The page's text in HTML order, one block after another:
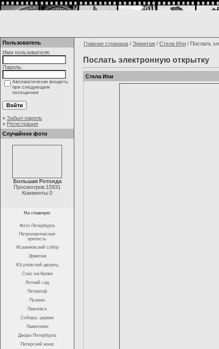
Пользователь
Имя пользователя:
Пароль:
Автоматически входить
при следующем
посещении
» Забыл пароль
» Регистрация
Случайное фото
Большая Ротонда
Просмотров:15931
Комменты:0
На главную
Фото Петербурга
Петропавловская
крепость
Исаакиевский собор
Эрмитаж
Юсуповский дворец
Спас-на-Крови
Летний сад
Петергоф
Пушкин
Павловск
Соборы, церкви
Памятники
Дворы Петербурга
Питерский жанр
Главная страница / Эрмитаж / Стела Ипи / Послать
Послать электронную открытку
Стела Ипи